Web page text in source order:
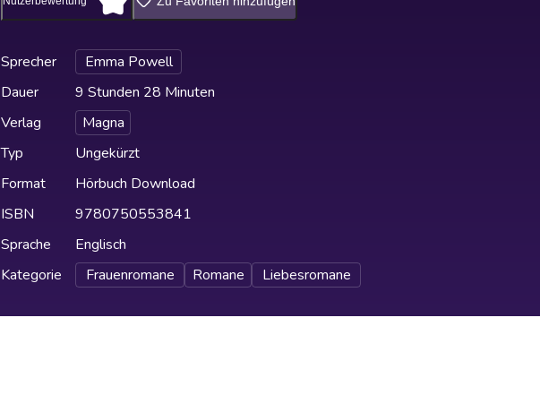
Sprecher
Emma Powell
Dauer
9 Stunden 28 Minuten
Verlag
Magna
Typ
Ungekürzt
Format
Hörbuch Download
ISBN
9780750553841
Sprache
Englisch
Kategorie
Frauenromane Romane Liebesromane